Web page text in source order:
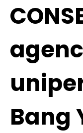
Bang